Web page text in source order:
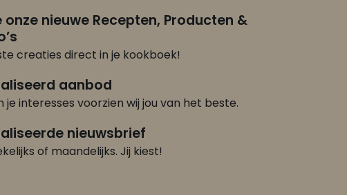
onze nieuwe Recepten, Producten &
creaties direct in je kookboek!
aanbod
je interesses voorzien wij jou van het beste.
nieuwsbrief
of maandelijks. Jij kiest!